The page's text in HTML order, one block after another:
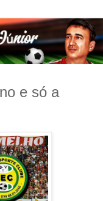
e só a